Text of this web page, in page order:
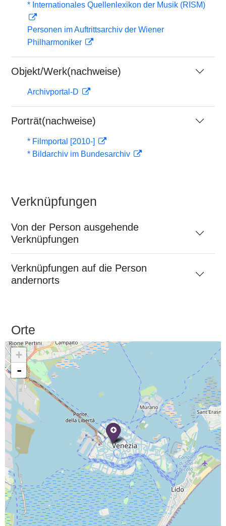
* Internationales Quellenlexikon der Musik (RISM)
Personen im Auftrittsarchiv der Wiener
Philharmoniker
Objekt/Werk(nachweise)
Archivportal-D
Porträt(nachweise)
* Filmportal [2010-]
* Bildarchiv im Bundesarchiv
Verknüpfungen
Von der Person ausgehende
Verknüpfungen
Verknüpfungen auf die Person
andernorts
Orte
+
-